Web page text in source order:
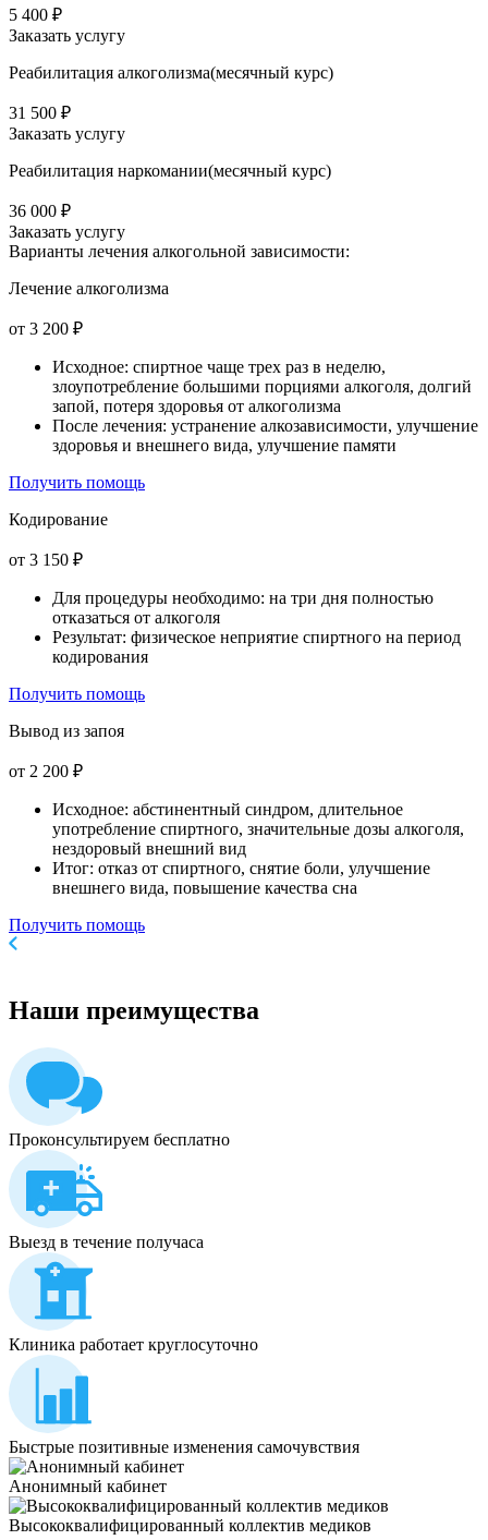
5 400 ₽
Заказать услугу
Реабилитация алкоголизма(месячный курс)
31 500 ₽
Заказать услугу
Реабилитация наркомании(месячный курс)
36 000 ₽
Заказать услугу
Варианты лечения алкогольной зависимости:
Лечение алкоголизма
от 3 200 ₽
Исходное: спиртное чаще трех раз в неделю,
злоупотребление большими порциями алкоголя, долгий
запой, потеря здоровья от алкоголизма
После лечения: устранение алкозависимости, улучшение
здоровья и внешнего вида, улучшение памяти
Получить помощь
Кодирование
от 3 150 ₽
Для процедуры необходимо: на три дня полностью
отказаться от алкоголя
Результат: физическое неприятие спиртного на период
кодирования
Получить помощь
Вывод из запоя
от 2 200 ₽
Исходное: абстинентный синдром, длительное
употребление спиртного, значительные дозы алкоголя,
нездоровый внешний вид
Итог: отказ от спиртного, снятие боли, улучшение
внешнего вида, повышение качества сна
Получить помощь
Наши преимущества
Проконсультируем бесплатно
Выезд в течение получаса
Клиника работает круглосуточно
Быстрые позитивные изменения самочувствия
Анонимный кабинет
Высококвалифицированный коллектив медиков